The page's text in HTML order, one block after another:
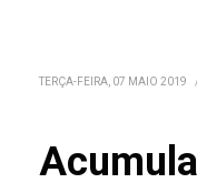
TERÇA-FEIRA, 07 MAIO 2019